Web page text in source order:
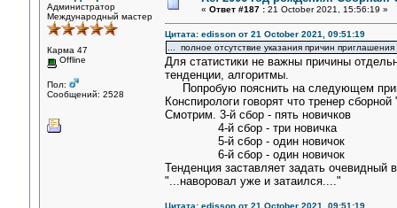
Администратор
Международный мастер
Карма 47
Offline
Пол:
Сообщений: 2528
« Ответ #187 :21 October 2021, 15:56:19 »
Цитата: edisson от 21 October 2021, 09:51:19
... полное отсутствие указания причин
Для статистики не важны причины
тенденции, алгоритмы.
Попробую пояснить на следующем
Конспирологи говорят что тренер
Смотрим. 3-й сбор - пять новичков
4-й сбор - три новичка
5-й сбор - один новичок
6-й сбор - один новичок
Тенденция заставляет задать
"...наворовал уже и затаился...."
Цитата: edisson от 21 October 2021, 09:51:19